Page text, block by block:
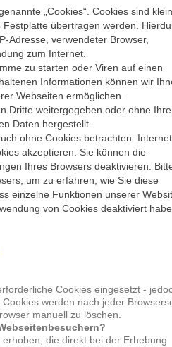
„Cookies“. Cookies sind
übertragen werden.
Adresse, verwendeter Browser,
zum Internet.
zu starten oder Viren auf einen
Informationen können wir
Webseiten ermöglichen.
Dritte weitergegeben oder ohne Ihre
Daten hergestellt.
ohne Cookies betrachten.
akzeptieren. Sie können die
Ihres Browsers deaktivieren.
um zu erfahren, wie Sie diese
einzelne Funktionen unserer
von Cookies deaktiviert
Cookies eingesetzt -
werden nach jeder
manuell zu löschen.
die direkt bei der Erhebung